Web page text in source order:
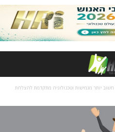
יותר מגמישות וטכנולוגיה מתקדמת להצלחת